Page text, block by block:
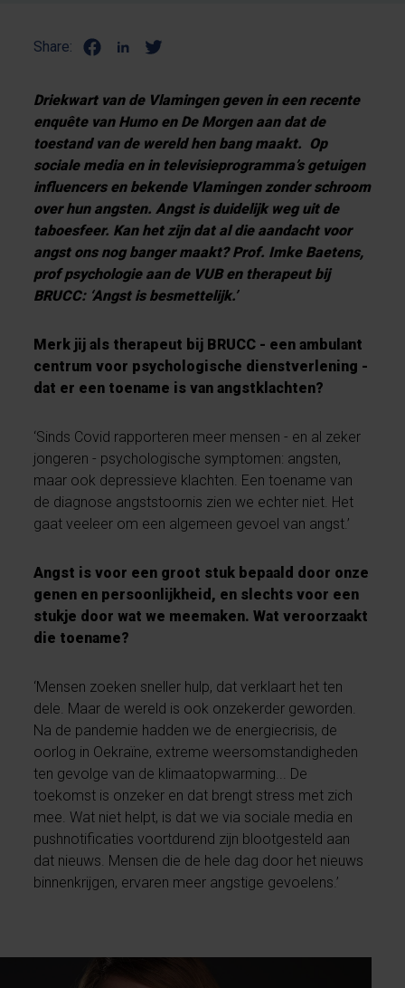
Share:
Driekwart van de Vlamingen geven in een recente
enquête van Humoen De Morgen aan dat de
toestand van de wereld hen bang maakt. Op
sociale media en in televisieprogramma’s getuigen
influencers en bekende Vlamingen zonder schroom
over hun angsten. Angst is duidelijk weg uit de
taboesfeer. Kan het zijn dat al die aandacht voor
angst ons nog banger maakt? Prof. Imke Baetens,
prof psychologie aan de VUB en therapeut bij
BRUCC: ‘Angst is besmettelijk.’
Merk jij als therapeut bij BRUCC - een ambulant
centrum voor psychologische dienstverlening -
dat er een toename is van angstklachten?
‘Sinds Covid rapporteren meer mensen - en al zeker
jongeren - psychologische symptomen: angsten,
maar ook depressieve klachten. Een toename van
de diagnose angststoornis zien we echter niet. Het
gaat veeleer om een algemeen gevoel van angst.’
Angst is voor een groot stuk bepaald door onze
genen en persoonlijkheid, en slechts voor een
stukje door wat we meemaken. Wat veroorzaakt
die toename?
‘Mensen zoeken sneller hulp, dat verklaart het ten
dele. Maar de wereld is ook onzekerder geworden.
Na de pandemie hadden we de energiecrisis, de
oorlog in Oekraïne, extreme weersomstandigheden
ten gevolge van de klimaatopwarming... De
toekomst is onzeker en dat brengt stress met zich
mee. Wat niet helpt, is dat we via sociale media en
pushnotificaties voortdurend zijn blootgesteld aan
dat nieuws. Mensen die de hele dag door het nieuws
binnenkrijgen, ervaren meer angstige gevoelens.’